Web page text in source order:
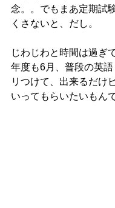
念。。でもまあ定期試
くさないと、だし。
じわじわと時間は過ぎ
年度も6月、普段の英
リつけて、出来るだけ
いってもらいたいもん